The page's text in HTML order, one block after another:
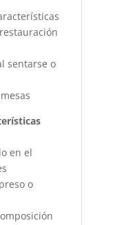
sentarse o
en el
o